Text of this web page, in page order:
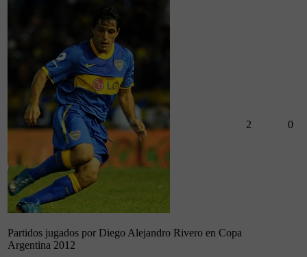
Partidos jugados por Diego Alejandro Rivero en Copa
Argentina 2012
2 0